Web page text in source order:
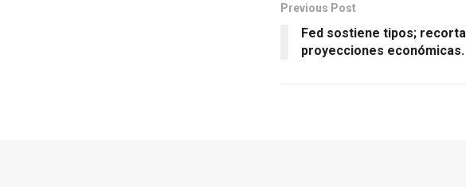
Previous Post
Fed sostiene tipos; recorta
proyecciones económicas.